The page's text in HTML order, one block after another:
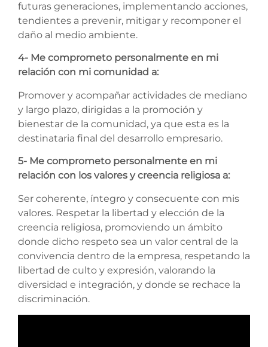
futuras generaciones, implementando acciones,
tendientes a prevenir, mitigar y recomponer el
daño al medio ambiente.
4- Me comprometo personalmente en mi
relación con mi comunidad a:
Promover y acompañar actividades de mediano
y largo plazo, dirigidas a la promoción y
bienestar de la comunidad, ya que esta es la
destinataria final del desarrollo empresario.
5- Me comprometo personalmente en mi
relación con los valores y creencia religiosa a:
Ser coherente, íntegro y consecuente con mis
valores. Respetar la libertad y elección de la
creencia religiosa, promoviendo un ámbito
donde dicho respeto sea un valor central de la
convivencia dentro de la empresa, respetando la
libertad de culto y expresión, valorando la
diversidad e integración, y donde se rechace la
discriminación.